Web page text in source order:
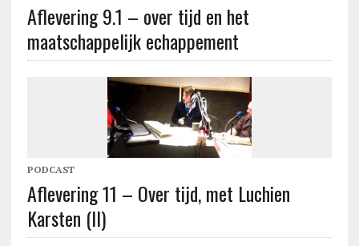
Aflevering 9.1 – over tijd en het
maatschappelijk echappement
PODCAST
Aflevering 11 – Over tijd, met Luchien
Karsten (II)